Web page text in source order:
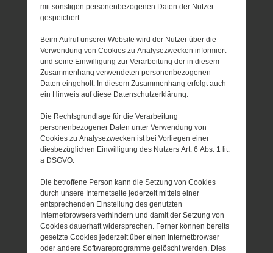
mit sonstigen personenbezogenen Daten der Nutzer
gespeichert.
Beim Aufruf unserer Website wird der Nutzer über die
Verwendung von Cookies zu Analysezwecken informiert
und seine Einwilligung zur Verarbeitung der in diesem
Zusammenhang verwendeten personenbezogenen
Daten eingeholt. In diesem Zusammenhang erfolgt auch
ein Hinweis auf diese Datenschutzerklärung.
Die Rechtsgrundlage für die Verarbeitung
personenbezogener Daten unter Verwendung von
Cookies zu Analysezwecken ist bei Vorliegen einer
diesbezüglichen Einwilligung des Nutzers Art. 6 Abs. 1 lit.
a DSGVO.
Die betroffene Person kann die Setzung von Cookies
durch unsere Internetseite jederzeit mittels einer
entsprechenden Einstellung des genutzten
Internetbrowsers verhindern und damit der Setzung von
Cookies dauerhaft widersprechen. Ferner können bereits
gesetzte Cookies jederzeit über einen Internetbrowser
oder andere Softwareprogramme gelöscht werden. Dies